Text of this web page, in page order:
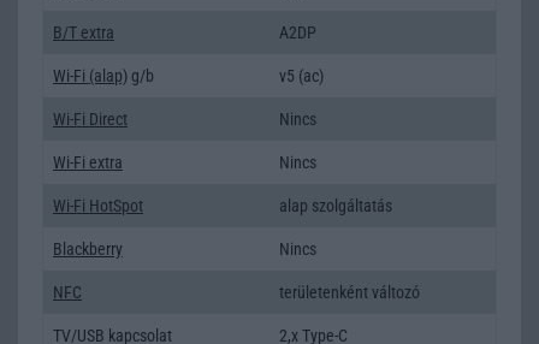
B/T extra A2DP
Wi-Fi (alap) g/b v5 (ac)
Wi-Fi Direct Nincs
Wi-Fi extra Nincs
Wi-Fi HotSpot alap szolgáltatás
Blackberry Nincs
NFC területenként változó
TV/USB kapcsolat 2,x Type-C